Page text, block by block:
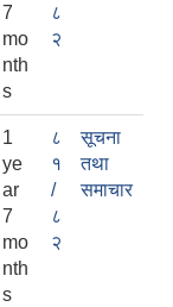
7
mo
nth
s
८
२
1
ye
ar
7
mo
nth
s
८
१
/
८
२
सूचना
तथा
समाचार